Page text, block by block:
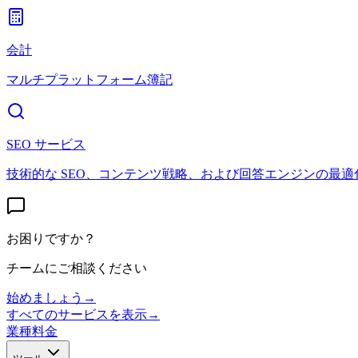
会計
マルチプラットフォーム簿記
SEO サービス
技術的な SEO、コンテンツ戦略、および回答エンジンの最適
お困りですか？
チームにご相談ください
始めましょう →
すべてのサービスを表示→
業種料金